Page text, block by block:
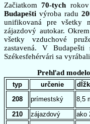
Začiatkom70-tych
Budapešti výroba radu
unifikovaná pre všetky
zájazdový autokar. Okrem
všetky vzduchové
zastavená. V
Székesfehérvári sa
Prehľad
typ určenie
208
prímestský 8,5
210
zájazdový
ako